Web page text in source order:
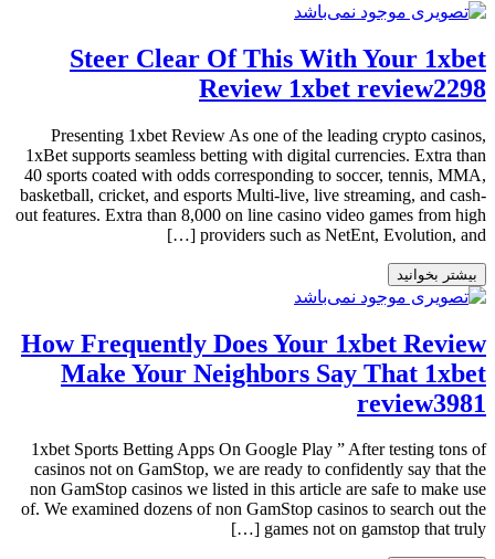
Steer Clear Of This With Your 1xbet
Review 1xbet review2298
Presenting 1xbet Review As one of the leading crypto casinos,
1xBet supports seamless betting with digital currencies. Extra than
40 sports coated with odds corresponding to soccer, tennis, MMA,
basketball, cricket, and esports Multi-live, live streaming, and cash-
out features. Extra than 8,000 on line casino video games from high
providers such as NetEnt, Evolution, and […]
بیشتر بخوانید
How Frequently Does Your 1xbet Review
Make Your Neighbors Say That 1xbet
review3981
1xbet Sports Betting Apps On Google Play ” After testing tons of
casinos not on GamStop, we are ready to confidently say that the
non GamStop casinos we listed in this article are safe to make use
of. We examined dozens of non GamStop casinos to search out the
games not on gamstop that truly […]